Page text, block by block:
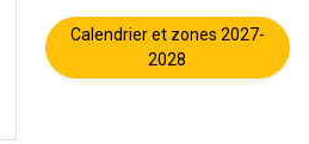
Calendrier et zones 2027-
2028